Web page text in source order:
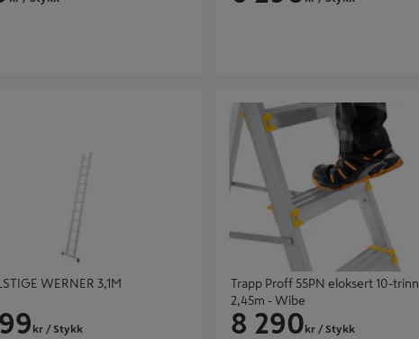
WERNER 3,1M
kr / Stykk
Wibe
Trapp Proff 55PN eloksert 10-trinn
2,45m - Wibe
8 290 kr / Stykk